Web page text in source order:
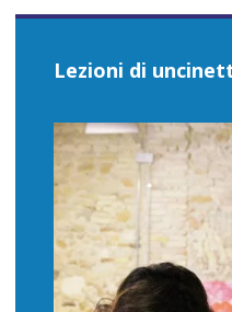
Lezioni di